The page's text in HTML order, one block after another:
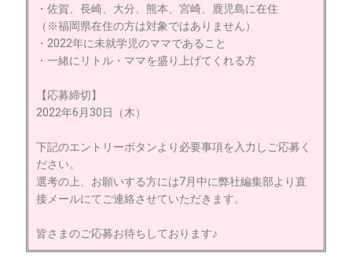
・佐賀、長崎、大分、熊本、宮崎、鹿児島に在住
（※福岡県在住の方は対象ではありません）
・2022年に未就学児のママであること
・一緒にリトル・ママを盛り上げてくれる方
【応募締切】
2022年6月30日（木）
下記のエントリーボタンより必要事項を入力しご応募く
ださい。
選考の上、お願いする方には7月中に弊社編集部より直
接メールにてご連絡させていただきます。
皆さまのご応募お待ちしております♪